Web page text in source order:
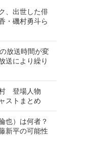
、出世した俳
・磯村勇斗ら
放送時間が変
送により繰り
村 登場人物
ストまとめ
也）は何者？
新平の可能性